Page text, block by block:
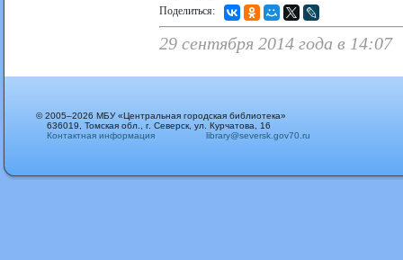
Поделиться:
29 сентября 2014 года в 14:07
© 2005–2026 МБУ «Центральная городская библиотека»
636019, Томская обл., г. Северск, ул. Курчатова, 16
Контактная информация
library@seversk.gov70.ru